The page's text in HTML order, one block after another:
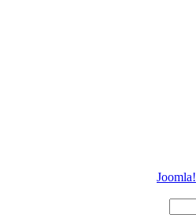
Joomla!